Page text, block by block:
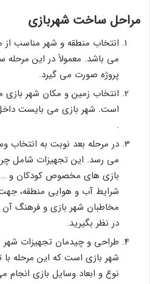
مراحل ساخت شهربازی
انتخاب منطقه و شهر مناسب از
می باشد. معمولاً در این مرحله
پروژه صورت می گیرد.
انتخاب زمین و مکان شهر
است. شهر بازی می بایست داخل
.
در مرحله بعد نوبت به انتخاب
می رسد. این تجهیزات شامل
بازی های مخصوص کودکان و
شرایط آب و هوایی منطقه،
مخاطبان شهر بازی و فرهنگ
در نظر بگیرید.
طراحی و چیدمان تجهیزات
شهر بازی است که این مرحله با
نوع و ابعاد وسایل بازی انجام